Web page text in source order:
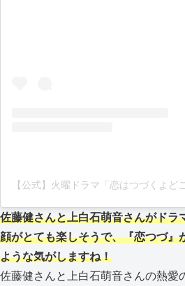
佐藤健さんと上白石萌音さんがドラ
顔がとても楽しそうで、『恋つづ』
ような気がしますね！
佐藤健さんと上白石萌音さんの熱愛